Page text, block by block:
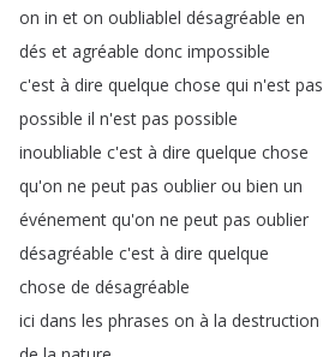
on in et on oubliablel désagréable en
dés et agréable donc impossible
c'est à dire quelque chose qui n'est pas
possible il n'est pas possible
inoubliable c'est à dire quelque chose
qu'on ne peut pas oublier ou bien un
événement qu'on ne peut pas oublier
désagréable c'est à dire quelque
chose de désagréable
ici dans les phrases on à la destruction